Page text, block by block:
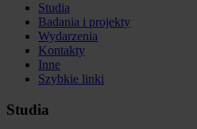
Studia
Badania i projekty
Wydarzenia
Kontakty
Inne
Szybkie linki
Studia